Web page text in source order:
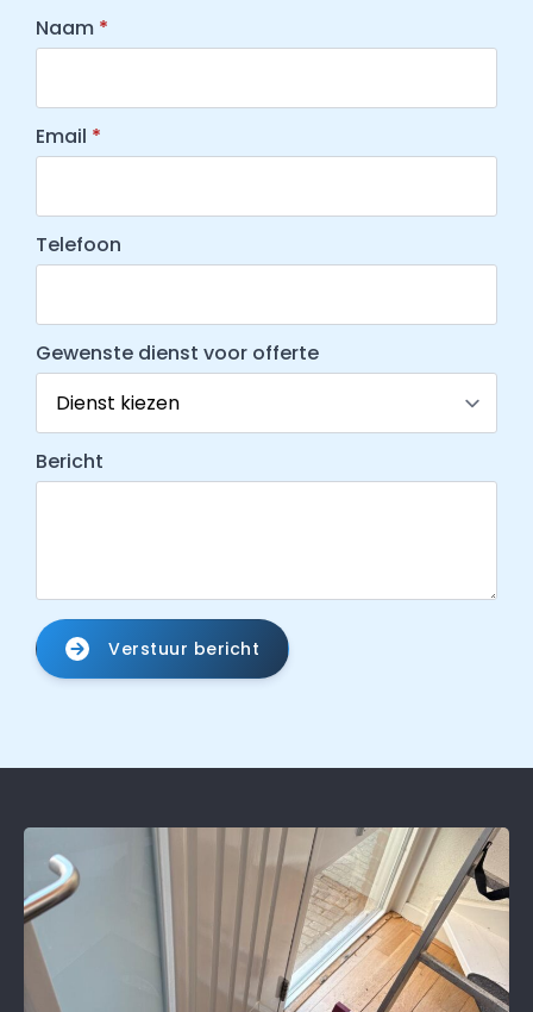
Naam *
Email *
Telefoon
Gewenste dienst voor offerte
Bericht
Verstuur bericht